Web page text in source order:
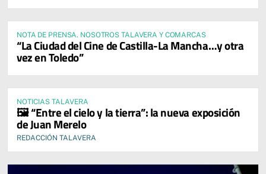
NOTA DE PRENSA. NOSOTROS TALAVERA Y COMARCAS
“La Ciudad del Cine de Castilla-La Mancha…y otra
vez en Toledo”
NOTICIAS TALAVERA
🖼️ “Entre el cielo y la tierra”: la nueva exposición
de Juan Merelo
REDACCIÓN TALAVERA